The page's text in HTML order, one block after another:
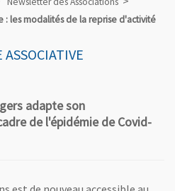
: les modalités de la reprise d'activité
ASSOCIATIVE
adapte son
de l'épidémie de Covid-